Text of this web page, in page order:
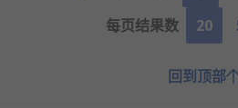
每页结果数
20
回到顶部